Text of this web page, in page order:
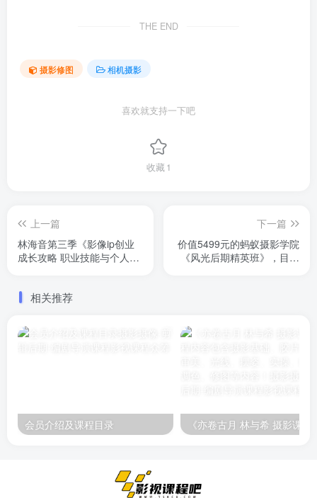
THE END
摄影修图 相机摄影
喜欢就支持一下吧
收藏 1
上一篇
林海音第三季《影像ip创业
成长攻略 职业技能与个人运
下一篇
价值5499元的蚂蚁摄影学院
《风光后期精英班》，目前
相关推荐
会员介绍及课程目录